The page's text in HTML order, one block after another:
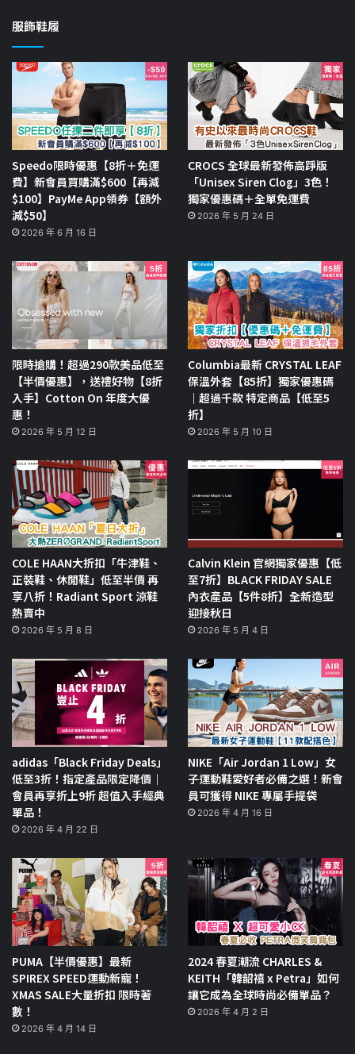
服飾鞋履
Speedo限時優惠【8折＋免運
費】新會員買購滿$600【再減
$100】PayMe App領券【額外
減$50】
2026 年 6 月 16 日
CROCS 全球最新發佈高踭版
「Unisex Siren Clog」3色！
獨家優惠碼＋全單免運費
2026 年 5 月 24 日
限時搶購！超過290款美品低至
【半價優惠】，送禮好物【8折
入手】Cotton On 年度大優
惠！
2026 年 5 月 12 日
Columbia最新 CRYSTAL LEAF
保溫外套【85折】獨家優惠碼
｜超過千款 特定商品【低至5
折】
2026 年 5 月 10 日
COLE HAAN大折扣「牛津鞋、
正裝鞋、休閒鞋」低至半價 再
享八折！Radiant Sport 涼鞋
熱賣中
2026 年 5 月 8 日
Calvin Klein 官網獨家優惠【低
至7折】BLACK FRIDAY SALE
內衣產品【5件8折】全新造型
迎接秋日
2026 年 5 月 4 日
adidas「Black Friday Deals」
低至3折！指定產品限定降價｜
會員再享折上9折 超值入手經典
單品！
2026 年 4 月 22 日
NIKE「Air Jordan 1 Low」女
子運動鞋愛好者必備之選！新會
員可獲得 NIKE 專屬手提袋
2026 年 4 月 16 日
PUMA【半價優惠】最新
SPIREX SPEED運動新寵！
XMAS SALE大量折扣 限時著
數！
2026 年 4 月 14 日
2024 春夏潮流 CHARLES &
KEITH「韓韶禧 x Petra」如何
讓它成為全球時尚必備單品？
2026 年 4 月 2 日